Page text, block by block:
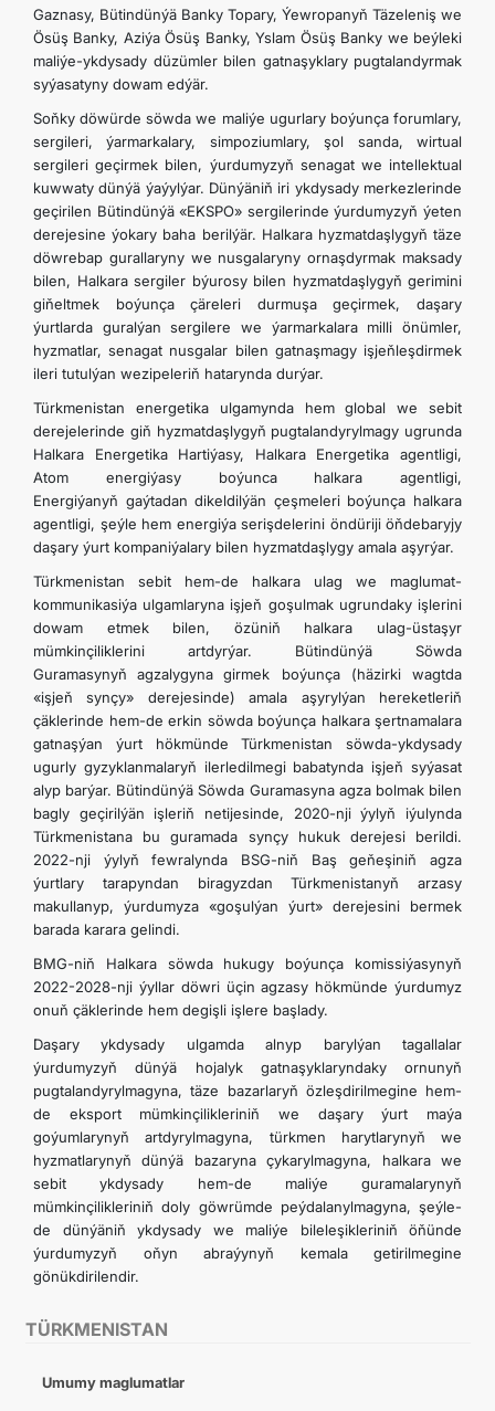
TÜRKMENISTAN
Umumy maglumatlar
Gaznasy, Bütindünýä Banky Topary, Ýewropanyň Täzeleniş we
Ösüş Banky, Aziýa Ösüş Banky, Yslam Ösüş Banky we beýleki
maliýe-ykdysady düzümler bilen gatnaşyklary pugtalandyrmak
syýasatyny dowam edýär.
Soň­ky döwürde söwda we maliýe ugurlary boýunça forumlary,
sergileri, ýarmarkalary, simpoziumlary, şol sanda, wirtual
sergileri geçirmek bilen, ýurdumyzyň senagat we intellektual
kuwwaty dünýä ýaýylýar. Dünýäniň iri ykdysady merkezlerinde
geçirilen Bütindünýä «EKSPO» sergilerinde ýurdumyzyň ýeten
derejesine ýokary baha berilýär. Halkara hyzmatdaşlygyň täze
döwrebap gurallaryny we nusgalaryny ornaşdyrmak maksady
bilen, Halkara sergiler býurosy bilen hyzmatdaşlygyň gerimini
gi­ňeltmek boýunça çäreleri durmuşa geçirmek, daşary
ýurtlarda guralýan sergilere we ýarmarkalara milli önümler,
hyzmatlar, senagat nusgalar bilen gatnaşmagy işjeňleşdirmek
ileri tutulýan wezipeleriň hatarynda durýar.
Türkmenistan energetika ulgamynda hem global we sebit
derejelerinde giň hyzmatdaşlygyň pugtalandyrylmagy ugrunda
Halkara Energetika Hartiýasy, Halkara Energetika agentligi,
Atom energiýasy boýunca halkara agentligi,
Energiýanyň gaýtadan dikeldilýän çeşmeleri boýunça halkara
agentligi, şeýle hem energiýa serişdelerini öndüriji öňdebaryjy
daşary ýurt kompaniýalary bilen hyzmatdaşlygy amala aşyrýar.
Türkmenistan sebit hem-de halkara ulag we maglumat-
kommunikasiýa ulgamlaryna işjeň goşulmak ugrundaky işlerini
dowam etmek bilen, özüniň halkara ulag-üstaşyr
mümkinçiliklerini artdyrýar. Bütindünýä Söwda
Guramasynyň
agzalygyna girmek boýunça (häzirki wagtda
«işjeň synçy» derejesinde) amala aşyrylýan hereketleriň
çäklerinde hem-de erkin söwda boýunça halkara şertnamalara
gatnaşýan ýurt hökmünde Türkmenistan söwda-ykdysady
ugurly gyzyklanmalaryň ilerledilmegi babatynda işjeň syýasat
alyp barýar. Bütindünýä Söwda Guramasyna agza bolmak bilen
bagly geçirilýän işleriň netijesinde, 2020-nji ýylyň iýulynda
Türkmenistana bu guramada synçy hukuk derejesi berildi.
2022-nji ýylyň fewralynda BSG-niň Baş geňeşiniň agza
ýurtlary tarapyndan biragyzdan Türkmenistanyň arzasy
makullanyp, ýurdumyza «goşulýan ýurt» derejesini bermek
barada karara gelindi.
BMG-niň Halkara söwda hukugy boýunça komissiýasynyň
2022-2028-nji ýyllar döwri üçin agzasy hökmünde ýurdumyz
onuň çäklerinde hem degişli işlere başlady.
Daşary ykdysady ulgamda alnyp barylýan tagallalar
ýurdumyzyň dünýä hojalyk gatnaşyklaryndaky ornunyň
pugtalandyrylmagyna, täze bazarlaryň özleşdirilmegine hem-
de eksport mümkinçilikleriniň we daşary ýurt maýa
goýumlarynyň artdyrylmagyna, türkmen harytlarynyň we
hyzmatlarynyň dünýä bazaryna çykarylmagyna, halkara we
sebit ykdysady hem-de maliýe guramalarynyň
mümkinçilikleriniň doly göwrümde peýdalanylmagyna, şeýle-
de dünýäniň ykdysady we maliýe bileleşikleriniň öňünde
ýurdumyzyň oňyn abraýynyň kemala getirilmegine
gönükdirilendir.